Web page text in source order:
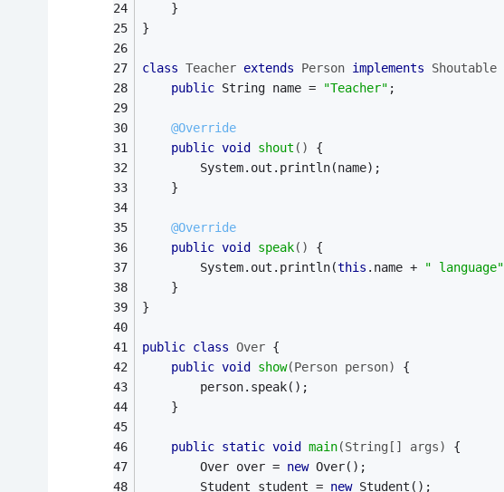
	}
}
class Teacher extends Person implements Shoutable
public String name = "Teacher" ;
@Override
public void shout ()
{
		System.out.println(name);
	}
@Override
public void speak()
{
		System.out.println(
this .name + " language"
	}
}
public class Over {
public void show(Person person)
{
		person.speak();
	}
public static void main(String[] args)
{
		Over over =
new Over();
		Student student =
new Student();